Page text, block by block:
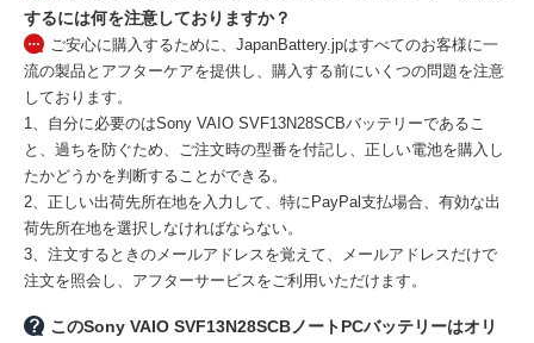
するには何を注意しておりますか？
ご安心に購入するために、JapanBattery.jpはすべてのお客様に一
流の製品とアフターケアを提供し、購入する前にいくつの問題を注意
しております。
1、自分に必要のはSony VAIO SVF13N28SCBバッテリーであるこ
と、過ちを防ぐため、ご注文時の型番を付記し、正しい電池を購入し
たかどうかを判断することができる。
2、正しい出荷先所在地を入力して、特にPayPal支払場合、有効な出
荷先所在地を選択しなければならない。
3、注文するときのメールアドレスを覚えて、メールアドレスだけで
注文を照会し、アフターサービスをご利用いただけます。
このSony VAIO SVF13N28SCBノートPCバッテリーはオリ